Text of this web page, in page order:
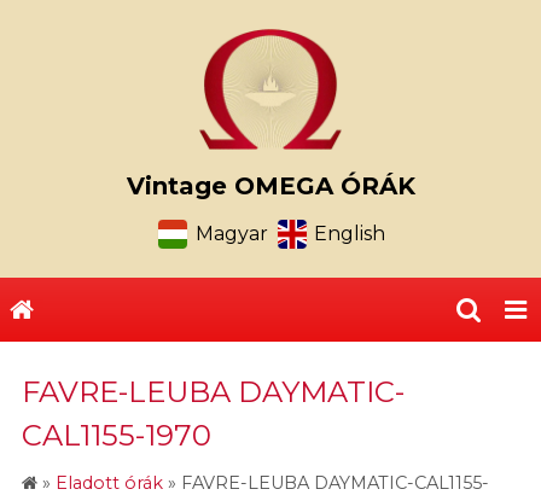
Vintage OMEGA ÓRÁK
Magyar English
FAVRE-LEUBA DAYMATIC-
CAL1155-1970
» Eladott órák » FAVRE-LEUBA DAYMATIC-CAL1155-